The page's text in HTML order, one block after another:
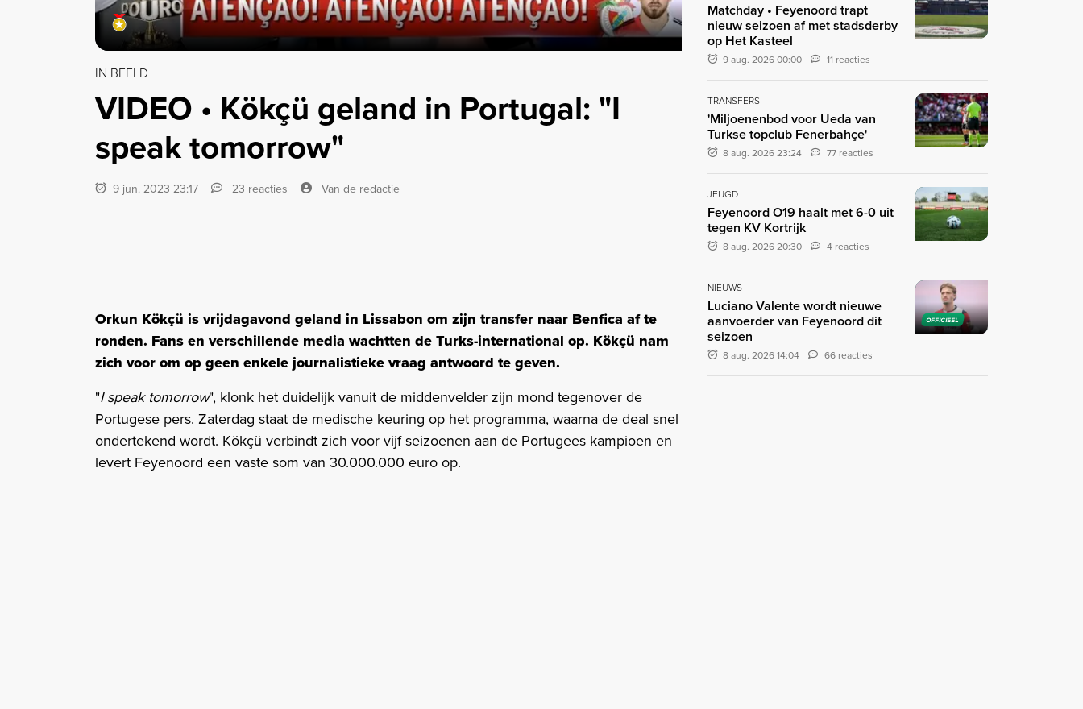
IN BEELD
VIDEO • Kökçü geland in Portugal: "I
speak tomorrow"
9 jun. 2023 23:17 23 reacties Van de redactie
Orkun Kökçü is vrijdagavond geland in Lissabon om zijn transfer naar Benfica af te
ronden. Fans en verschillende media wachtten de Turks-international op. Kökçü nam
zich voor om op geen enkele journalistieke vraag antwoord te geven.
"I speak tomorrow", klonk het duidelijk vanuit de middenvelder zijn mond tegenover de
Portugese pers. Zaterdag staat de medische keuring op het programma, waarna de deal snel
ondertekend wordt. Kökçü verbindt zich voor vijf seizoenen aan de Portugees kampioen en
levert Feyenoord een vaste som van 30.000.000 euro op.
Matchday • Feyenoord trapt
nieuw seizoen af met stadsderby
op Het Kasteel
9 aug. 2026 00:00 11 reacties
TRANSFERS
'Miljoenenbod voor Ueda van
Turkse topclub Fenerbahçe'
8 aug. 2026 23:24 77 reacties
JEUGD
Feyenoord O19 haalt met 6-0 uit
tegen KV Kortrijk
8 aug. 2026 20:30 4 reacties
OFFICIEEL
NIEUWS
Luciano Valente wordt nieuwe
aanvoerder van Feyenoord dit
seizoen
8 aug. 2026 14:04 66 reacties